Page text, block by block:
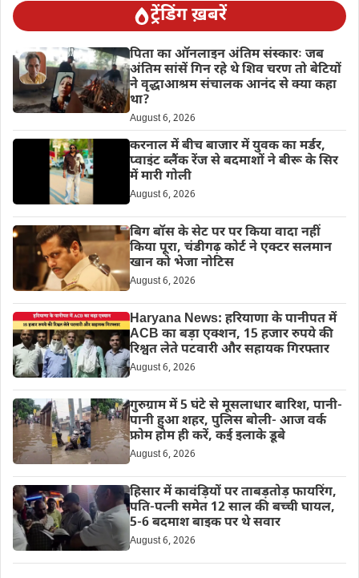
ट्रेंडिंग ख़बरें
पिता का ऑनलाइन अंतिम संस्कारः जब
अंतिम सांसें गिन रहे थे शिव चरण तो बेटियों
ने वृद्धाआश्रम संचालक आनंद से क्या कहा
था?
August 6, 2026
करनाल में बीच बाजार में युवक का मर्डर,
प्वाइंट ब्लैंक रेंज से बदमाशों ने बीरू के सिर
में मारी गोली
August 6, 2026
बिग बॉस के सेट पर पर किया वादा नहीं
किया पूरा, चंडीगढ़ कोर्ट ने एक्टर सलमान
खान को भेजा नोटिस
August 6, 2026
Haryana News: हरियाणा के पानीपत में
ACB का बड़ा एक्शन, 15 हजार रुपये की
रिश्वत लेते पटवारी और सहायक गिरफ्तार
August 6, 2026
गुरुग्राम में 5 घंटे से मूसलाधार बारिश, पानी-
पानी हुआ शहर, पुलिस बोली- आज वर्क
फ्रोम होम ही करें, कई इलाके डूबे
August 6, 2026
हिसार में कावंड़ियों पर ताबड़तोड़ फायरिंग,
पति-पत्नी समेत 12 साल की बच्ची घायल,
5-6 बदमाश बाइक पर थे सवार
August 6, 2026